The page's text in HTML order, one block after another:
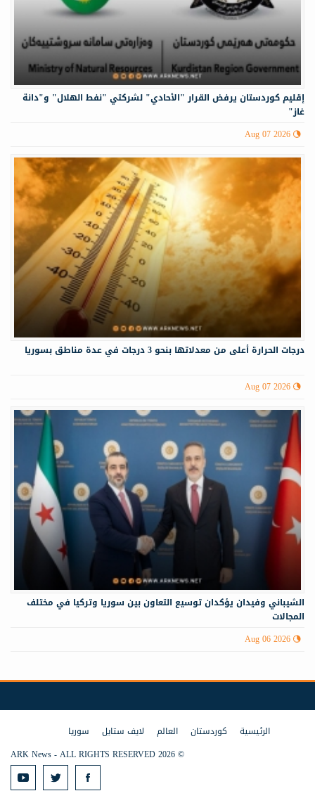
إقليم كوردستان يرفض القرار "الأحادي" لشركتي "نفط الهلال" و"دانة
غاز"
Aug 07 2026
درجات الحرارة أعلى من معدلاتها بنحو 3 درجات في عدة مناطق بسوريا
Aug 07 2026
الشيباني وفيدان يؤكدان توسيع التعاون بين سوريا وتركيا في مختلف
المجالات
Aug 06 2026
الرئيسية كوردستان العالم لايف ستايل
سوريا
© 2026 ARK News - ALL RIGHTS RESERVED